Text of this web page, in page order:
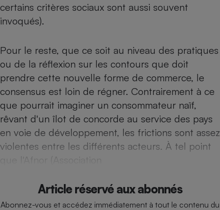
certains critères sociaux sont aussi souvent
invoqués).
Pour le reste, que ce soit au niveau des pratiques
ou de la réflexion sur les contours que doit
prendre cette nouvelle forme de commerce, le
consensus est loin de régner. Contrairement à ce
que pourrait imaginer un consommateur naïf,
rêvant d'un îlot de concorde au service des pays
en voie de développement, les frictions sont assez
violentes entre les différents acteurs. À tel point
que l'Afnor (Association
Article réservé aux abonnés
Abonnez-vous et accédez immédiatement à tout le contenu du
Plaque de cuisson à
induction
Téléviseur
Téléphone mobile -
Smartphone
Radiateur électrique